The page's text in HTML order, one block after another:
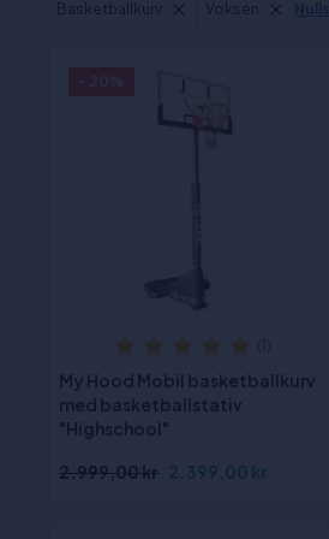
My Hood Mobil basketballkurv
med basketballstativ
"Highschool"
2.999,00 kr 2.399,00 kr
Basketballkurv Voksen